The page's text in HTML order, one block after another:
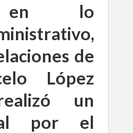
en lo
de
López
un
por el